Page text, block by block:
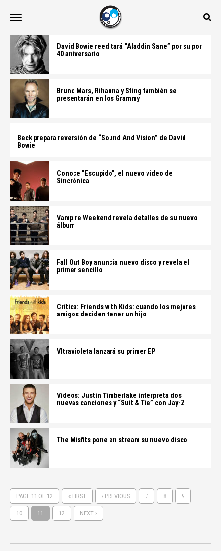
David Bowie reeditará “Aladdin Sane” por su por
40 aniversario
Bruno Mars, Rihanna y Sting también se
presentarán en los Grammy
Beck prepara reversión de “Sound And Vision” de David
Bowie
Conoce "Escupido", el nuevo video de
Sincrónica
Vampire Weekend revela detalles de su nuevo
álbum
Fall Out Boy anuncia nuevo disco y revela el
primer sencillo
Crítica: Friends with Kids: cuando los mejores
amigos deciden tener un hijo
Vltravioleta lanzará su primer EP
Videos: Justin Timberlake interpreta dos
nuevas canciones y “Suit & Tie” con Jay-Z
The Misfits pone en stream su nuevo disco
PAGE 11 OF 12 « FIRST ‹ PREVIOUS 7 8 9
10 11 12 NEXT ›